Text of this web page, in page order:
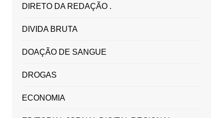
DIRETO DA REDAÇÃO .
DIVIDA BRUTA
DOAÇÃO DE SANGUE
DROGAS
ECONOMIA